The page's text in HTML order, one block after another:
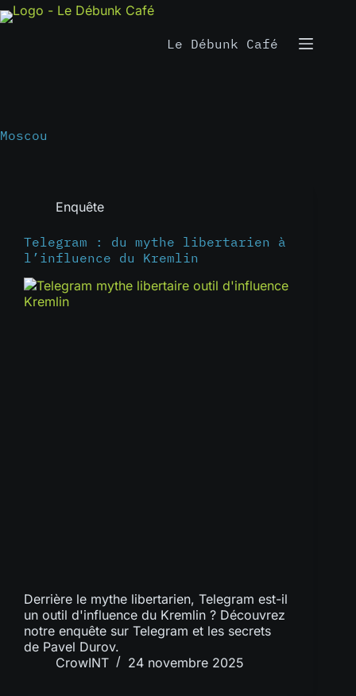
Passer
au
Le Débunk Café
Moscou
Enquête
Telegram : du mythe libertarien à
l’influence du Kremlin
Derrière le mythe libertarien, Telegram est-il
un outil d'influence du Kremlin ? Découvrez
notre enquête sur Telegram et les secrets
de Pavel Durov.
CrowINT
24 novembre 2025